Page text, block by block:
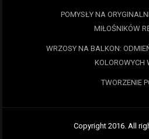
POMYSŁY NA
MIŁOŚNIKÓW
WRZOSY NA BALKON:
KOLOROWYCH
TWORZENIE
Copyright 2016. All